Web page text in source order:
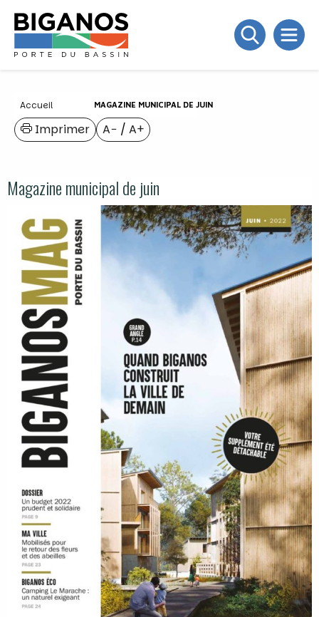
Accueil MAGAZINE MUNICIPAL DE JUIN
A− / A+
Imprimer
Magazine municipal de juin